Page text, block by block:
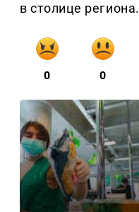
в столице региона.
0 0